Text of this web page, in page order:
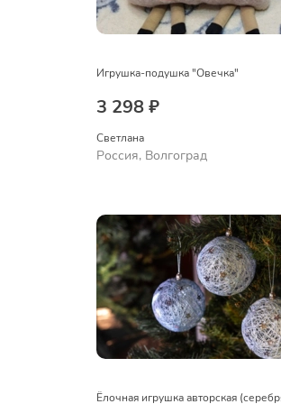
Игрушка-подушка "Овечка"
3 298 ₽
Светлана
Россия, Волгоград
Ёлочная игрушка авторская